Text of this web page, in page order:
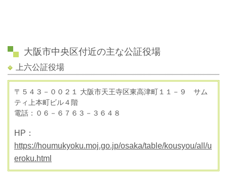
大阪市中央区付近の主な公証役場
上六公証役場
〒５４３－００２１ 大阪市天王寺区東高津町１１－９ サム
ティ上本町ビル４階
電話：０６－６７６３－３６４８
HP：
https://houmukyoku.moj.go.jp/osaka/table/kousyou/all/u
eroku.html